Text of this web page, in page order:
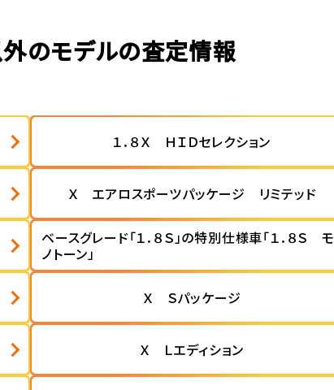
外のモデルの査定情報
１．８Ｘ ＨＩＤセレクション
Ｘ エアロスポーツパッケージ リミテッド
ベースグレード「１．８Ｓ」の特別仕様車「１．８Ｓ モ
ノトーン」
Ｘ Ｓパッケージ
Ｘ Ｌエディション